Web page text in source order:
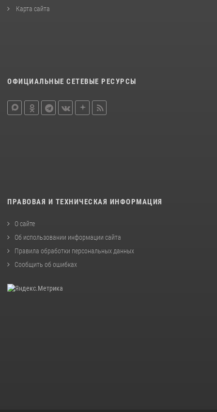
Карта сайта
ОФИЦИАЛЬНЫЕ СЕТЕВЫЕ РЕСУРСЫ
ПРАВОВАЯ И ТЕХНИЧЕСКАЯ ИНФОРМАЦИЯ
О сайте
Об использовании информации сайта
Правила обработки персональных данных
Сообщить об ошибках